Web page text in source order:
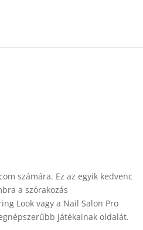
számára. Ez az egyik kedvenc
a szórakozás
Look vagy a Nail Salon Pro
játékainak oldalát.